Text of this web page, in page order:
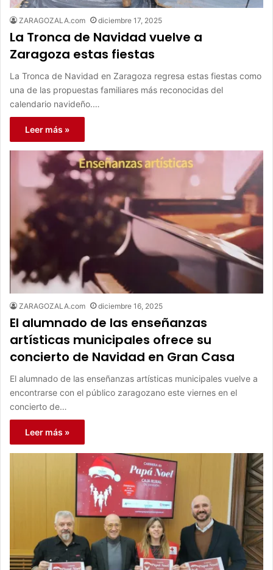
ZARAGOZALA.com diciembre 17, 2025
La Tronca de Navidad vuelve a
Zaragoza estas fiestas
La Tronca de Navidad en Zaragoza regresa estas fiestas como
una de las propuestas familiares más reconocidas del
calendario navideño.…
Leer más »
ZARAGOZALA.com diciembre 16, 2025
El alumnado de las enseñanzas
artísticas municipales ofrece su
concierto de Navidad en Gran Casa
El alumnado de las enseñanzas artísticas municipales vuelve a
encontrarse con el público zaragozano este viernes en el
concierto de…
Leer más »